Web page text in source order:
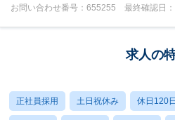
お問い合わせ番号：655255 最終確認日
求人の
正社員採用 土日祝休み 休日120